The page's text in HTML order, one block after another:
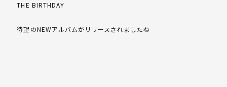
THE BIRTHDAY
待望のNEWアルバムがリリースされましたね